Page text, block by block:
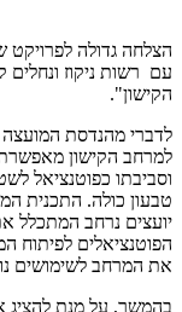
הצלחה גדולה לפרויקט
עם רשות ניקוז
הקישון".
לדברי מהנדסת
למרחב הקישון מאפשרת
וסביבתו כפוטנציאל
טבעון כולה. התכנית
יועצים נרחב המתכלל
הפוטנציאלים לפיתוח
את המרחב לשימושים
בהמשך, על מנת להציג